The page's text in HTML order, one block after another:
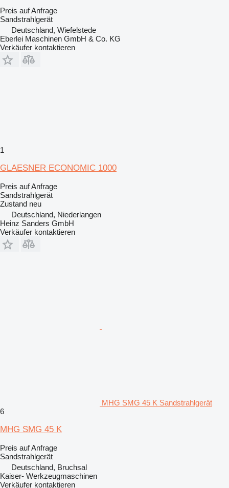
Preis auf Anfrage
Sandstrahlgerät
Deutschland, Wiefelstede
Eberlei Maschinen GmbH & Co. KG
Verkäufer kontaktieren
1
GLAESNER ECONOMIC 1000
Preis auf Anfrage
Sandstrahlgerät
Zustand neu
Deutschland, Niederlangen
Heinz Sanders GmbH
Verkäufer kontaktieren
MHG SMG 45 K Sandstrahlgerät
6
MHG SMG 45 K
Preis auf Anfrage
Sandstrahlgerät
Deutschland, Bruchsal
Kaiser- Werkzeugmaschinen
Verkäufer kontaktieren